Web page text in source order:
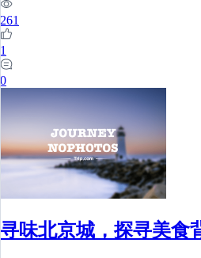
261
1
0
寻味北京城，探寻美食